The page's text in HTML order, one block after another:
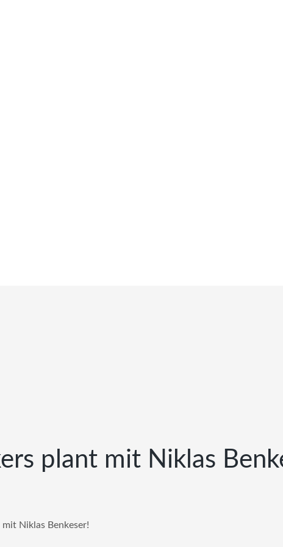
plant mit Niklas
Niklas Benkeser!